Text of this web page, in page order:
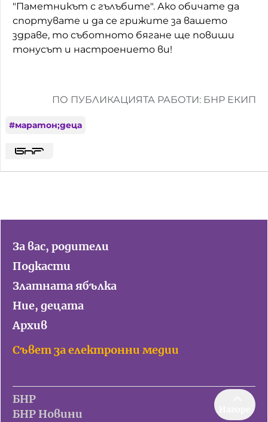
До ре ми
"Паметникът с гълъбите". Ако обичате да
спортувате и да се грижите за вашето
здраве, то съботното бягане ще повиши
тонусът и настроението ви!
ПО ПУБЛИКАЦИЯТА РАБОТИ: БНР ЕКИП
#маратон;деца
За вас, родители
Подкасти
Златната ябълка
Ние, децата
Архив
Съвет за електронни медии
БНР
БНР Новини